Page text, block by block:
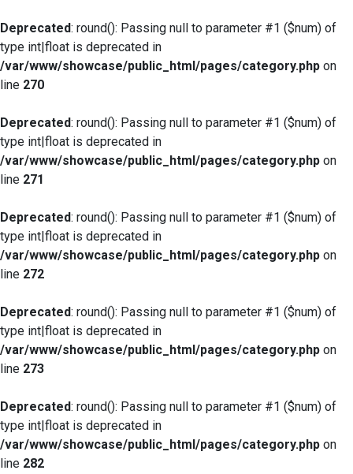
Deprecated: round(): Passing null to parameter #1 ($num) of
type int|float is deprecated in
/var/www/showcase/public_html/pages/category.php on
line 270
Deprecated: round(): Passing null to parameter #1 ($num) of
type int|float is deprecated in
/var/www/showcase/public_html/pages/category.php on
line 271
Deprecated: round(): Passing null to parameter #1 ($num) of
type int|float is deprecated in
/var/www/showcase/public_html/pages/category.php on
line 272
Deprecated: round(): Passing null to parameter #1 ($num) of
type int|float is deprecated in
/var/www/showcase/public_html/pages/category.php on
line 273
Deprecated: round(): Passing null to parameter #1 ($num) of
type int|float is deprecated in
/var/www/showcase/public_html/pages/category.php on
line 282